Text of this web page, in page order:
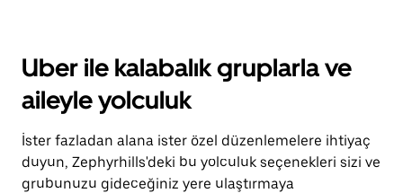
Uber ile kalabalık gruplarla ve
aileyle yolculuk
İster fazladan alana ister özel düzenlemelere ihtiyaç
duyun, Zephyrhills'deki bu yolculuk seçenekleri sizi ve
grubunuzu gideceğiniz yere ulaştırmaya